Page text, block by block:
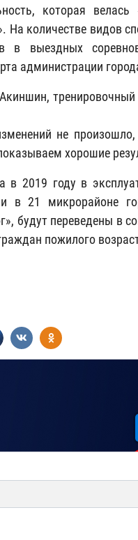
которая велась
количестве видов
в выездных
администрации
не
хорошие
2019 году в
в 21 микрорайоне
будут переведены в
пожилого